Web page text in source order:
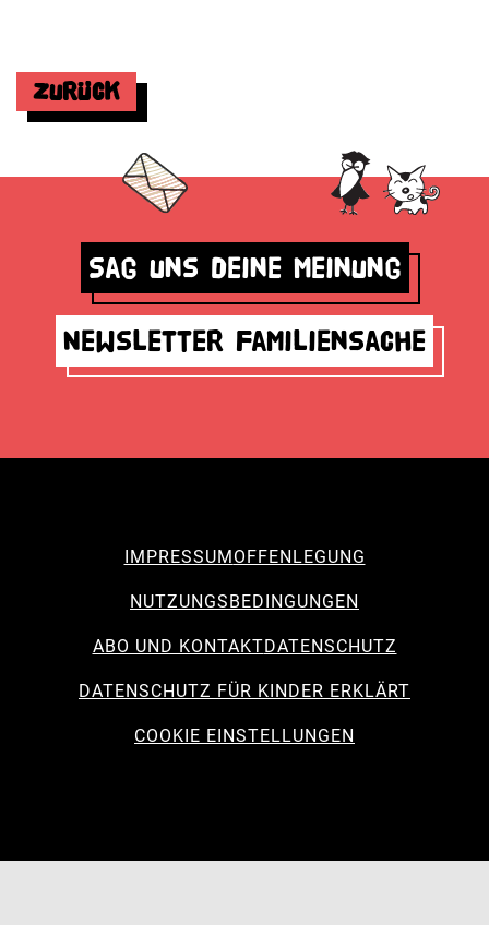
Zurück
Sag uns deine Meinung
Newsletter Familiensache
IMPRESSUMOFFENLEGUNG
NUTZUNGSBEDINGUNGEN
ABO UND KONTAKTDATENSCHUTZ
DATENSCHUTZ FÜR KINDER ERKLÄRT
COOKIE EINSTELLUNGEN